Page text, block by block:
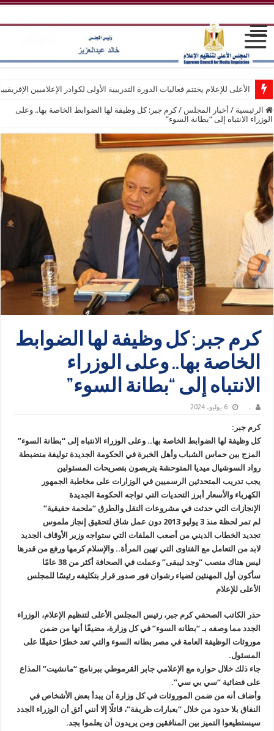
الأعلى للإعلام يختتم فعاليات الدورة التدريبية الأولى لكوادر الإعلاميين
الرئيسية / أخبار المجلس / كرم جبر: كل وظيفة لها الضوابط الخاصة بها.. وعلى
الوزراء الانتباه إلى “بطانة السوء”
كرم جبر: كل وظيفة لها الضوابط
الخاصة بها.. وعلى الوزراء
الانتباه إلى “بطانة السوء”
. 6 يوليو، 2024
كرم جبر:
كل وظيفة لها الضوابط الخاصة بها.. وعلى الوزراء الانتباه إلى “بطانة السوء”
المزج بين حماس الشباب وأهل الخبرة في الحكومة الجديدة توليفة منضبطة
رواد السوشيال ميديا المتوحشة يتربصون بتصريحات المسئولين
يجب تدريب المتحدثين الرسميين في الوزارات على مخاطبة الجمهور
الكهرباء والأسعار أبرز التحديات التي تواجه الحكومة الجديدة
الإنجازات التي حدثت في مشروعات النقل والطرق “ملحمة حقيقية”
لم تمر لحظة منذ 3 يوليو 2013 دون عمل شاق لتحقيق إنجاز ملموس
تجديد الخطاب الديني من أصعب الملفات التي ستواجه وزير الأوقاف الجديد
لابد من التعامل مع الفتاوى التي تهين المرأة.. والإسلام كرمها ورفع من قدرها
ليس هناك منصب “وجد ليبقى” وعملت في الصحافة أكثر من 38 عامًا
سأكون أول المهنئين لضياء رشوان فور صدور قرار بتكليفه رئيسًا للمجلس
الأعلى للإعلام
حذر الكاتب الصحفي كرم جبر، رئيس المجلس الأعلى لتنظيم الإعلام، الوزراء
الجدد مما وصفه بـ “بطانه السوء” في كل وزارة، مضيفًا أنها من ضمن
موروثات الوظيفة العامة في مصر بطانه السوء والتي تعد خطرًا حقيقًا على
المسئول.
جاء ذلك خلال حواره مع الإعلامي جابر القرموطي ببرنامج “مانشيت” المذاع
على فضائية “سي بي سي”.
وأضاف أنه من ضمن الموروثات في كل وزارة أن يبدأ بعض الأشخاص في
النفاق بلا حدود من خلال “بعبارات ظريفة”، قائلًا إلا أنني أثق أن الوزراء الجدد
سيستطيعوا التميز بين المنافقين ومن يريدون أن يعلموا بجد.